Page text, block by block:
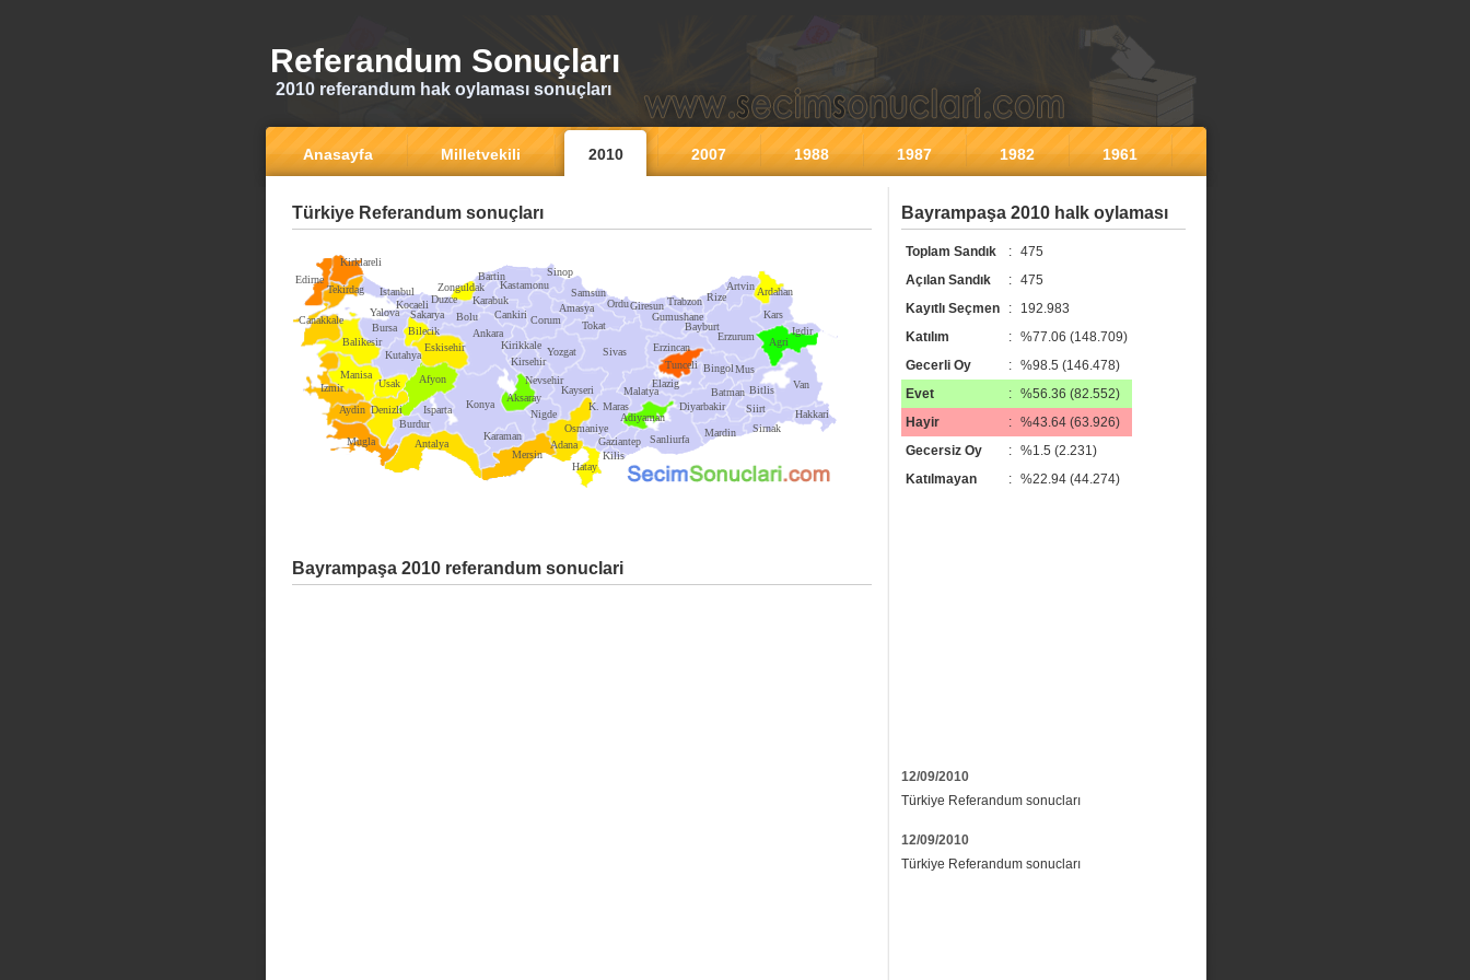
Referandum Sonuçları
2010 referandum hak oylaması sonuçları
Anasayfa Milletvekili 2010 2007 1988 1987 1982 1961
Türkiye Referandum sonuçları
Ankara
Kirklareli
Edirne
Tekirdag
Canakkale
Balikesir
Bursa
Istanbul
Kocaeli
Sakarya
Zonguldak
Bolu
Bilecik
Eskisehir
Kutahya
Manisa
Izmir
Aydin
Mugla
Denizli
Burdur
Usak Afyon
Isparta
Antalya
Konya
Mersin
Kirsehir
Cankiri
Kastamonu
Sinop
Corum
Yozgat
Nevsehir
Nigde
Adana
Hatay
K. Maras
Kayseri
Sivas
Tokat
Amasya
Samsun
OrduGiresun
Erzincan
Malatya
Gaziantep Sanliurfa
Adiyaman
Gumushane
Trabzon Rize
Erzurum
Artvin
Kars
Agri
Tunceli
Elazig
Diyarbakir
Mardin
Siirt
Bitlis
BingolMus
Van
Hakkari
Kirikkale
Bayburt
Karaman
Aksaray
Kilis
Ardahan
Duzce Karabuk
Bartin
Osmaniye
Igdir
Batman
Sirnak
Yalova
Bayrampaşa 2010 referandum sonuclari
Bayrampaşa 2010 halk oylaması
Toplam Sandık : 475
Açılan Sandık
: 475
Kayıtlı Seçmen
:
192.983
Katılım
: %77.06 (148.709)
Gecerli Oy
: %98.5 (146.478)
Evet
: %56.36 (82.552)
Hayir
: %43.64 (63.926)
Gecersiz Oy
: %1.5 (2.231)
Katılmayan
: %22.94 (44.274)
12/09/2010
Türkiye Referandum sonucları
12/09/2010
Türkiye Referandum sonucları